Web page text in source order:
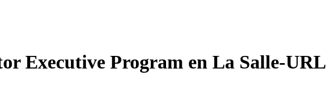
Executive Program en La Salle-URL